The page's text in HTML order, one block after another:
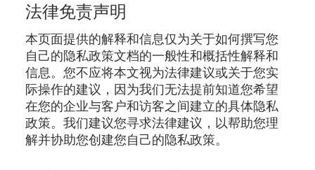
法律免责声明
本页面提供的解释和信息仅为关于如何撰写您
自己的隐私政策文档的一般性和概括性解释和
信息。您不应将本文视为法律建议或关于您实
际操作的建议，因为我们无法提前知道您希望
在您的企业与客户和访客之间建立的具体隐私
政策。我们建议您寻求法律建议，以帮助您理
解并协助您创建您自己的隐私政策。